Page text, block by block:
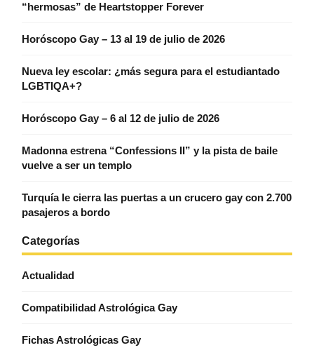
“hermosas” de Heartstopper Forever
Horóscopo Gay – 13 al 19 de julio de 2026
Nueva ley escolar: ¿más segura para el estudiantado
LGBTIQA+?
Horóscopo Gay – 6 al 12 de julio de 2026
Madonna estrena “Confessions II” y la pista de baile
vuelve a ser un templo
Turquía le cierra las puertas a un crucero gay con 2.700
pasajeros a bordo
Categorías
Actualidad
Compatibilidad Astrológica Gay
Fichas Astrológicas Gay